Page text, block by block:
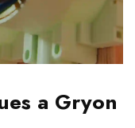
a Gryon